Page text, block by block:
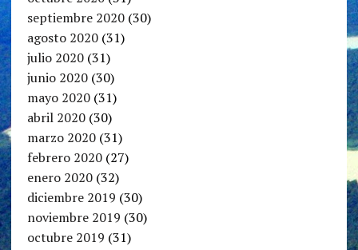
septiembre 2020(30)
agosto 2020(31)
julio 2020(31)
junio 2020(30)
mayo 2020(31)
abril 2020(30)
marzo 2020(31)
febrero 2020(27)
enero 2020(32)
diciembre 2019 (30)
noviembre 2019 (30)
octubre 2019 (31)